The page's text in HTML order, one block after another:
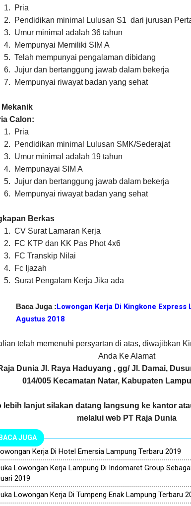
1.
Pria
2.
Pendidikan minimal Lulusan S1 dari jurusan
3. Umur minimal adalah 36 tahun
4.
Mempunyai Memiliki SIM A
5. Telah mempunyai pengalaman dibidang
6. Jujur dan bertanggung jawab dalam bekerja
7.
Mempunyai riwayat badan yang sehat
Mekanik
Calon:
1.
Pria
2.
Pendidikan minimal Lulusan SMK/Sederajat
3. Umur minimal adalah 19 tahun
4.
Mempunayai SIM A
5. Jujur dan bertanggung jawab dalam bekerja
6.
Mempunyai riwayat badan yang sehat
Berkas
1. CV Surat Lamaran Kerja
2.
FC KTP dan KK Pas Phot 4x6
3.
FC Transkip Nilai
4.
Fc Ijazah
5. Surat Pengalam Kerja Jika ada
Baca Juga :Lowongan Kerja Di Kingkone Express
Agustus 2018
telah memenuhi persyartan di atas, diwajibkan
Anda Ke Alamat
Dunia Jl. Raya Haduyang , gg/ Jl. Damai,
014/005 Kecamatan Natar, Kabupaten
lebih lanjut silakan datang langsung ke kantor
melalui web PT Raja Dunia
BACA JUGA
Kerja Di Hotel Emersia Lampung Terbaru 2019
Lowongan Kerja Lampung Di Indomaret Group
2019
Lowongan Kerja Di Tumpeng Enak Lampung Terbaru